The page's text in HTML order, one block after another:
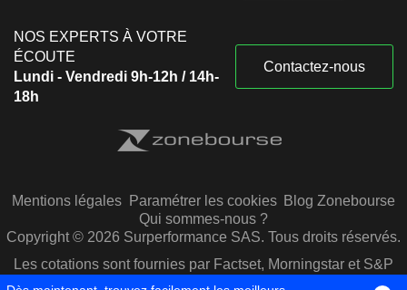
NOS EXPERTS À VOTRE
ÉCOUTE
Lundi - Vendredi 9h-12h / 14h-
18h
Contactez-nous
Mentions légales Paramétrer les cookies Blog Zonebourse
Qui sommes-nous ?
Copyright © 2026 Surperformance SAS. Tous droits réservés.
Les cotations sont fournies par Factset, Morningstar et S&P
Capital IQ